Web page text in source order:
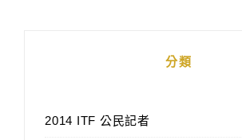
分類
2014 ITF 公民記者